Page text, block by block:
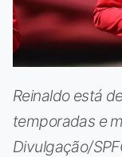
Reinaldo está
temporadas e
Divulgação/